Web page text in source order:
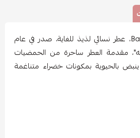
بايسر فول-Baiser Vole، عطر نسائي لذيذ للغاية، صدر في عام
مقدمة العطر ساحرة من الحمضيات
بالحيوية بمكونات خضراء متناغمة